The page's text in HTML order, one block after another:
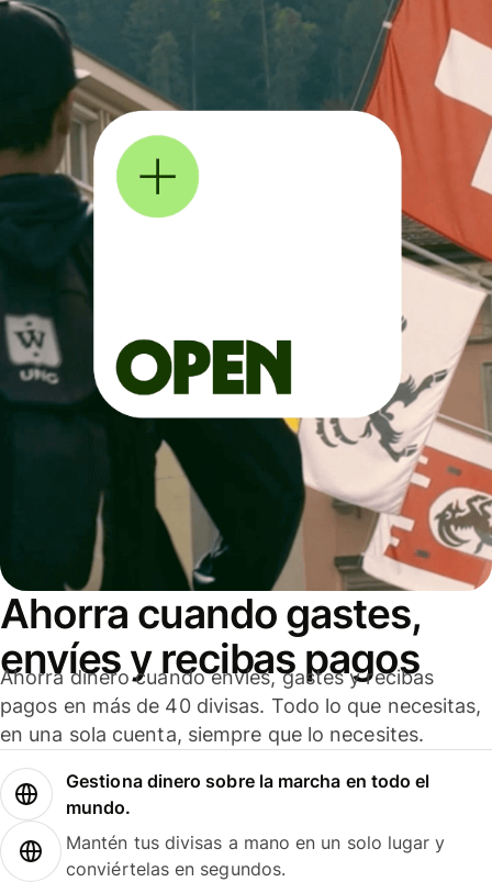
Ahorra cuando gastes,
envíes y recibas pagos
Ahorra dinero cuando envíes, gastes y recibas
pagos en más de 40 divisas. Todo lo que necesitas,
en una sola cuenta, siempre que lo necesites.
Gestiona dinero sobre la marcha en todo el
mundo.
Mantén tus divisas a mano en un solo lugar y
conviértelas en segundos.